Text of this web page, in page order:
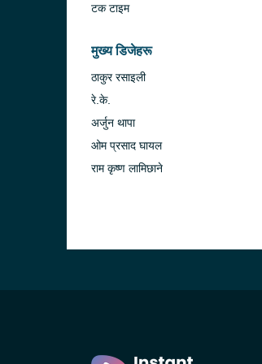
टक टाइम
मुख्य डिजेहरू
ठाकुर रसाइली
रे.के.
अर्जुन थापा
ओम प्रसाद घायल
राम कृष्ण लामिछाने